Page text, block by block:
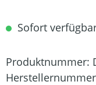
Sofort
Produktnummer: